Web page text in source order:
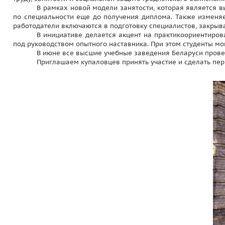
В рамках новой модели занятости, которая является
по специальности еще до получения диплома. Также
работодатели включаются в подготовку специалистов,
В инициативе делается акцент на
под руководством опытного наставника. При этом студенты
В июне все высшие учебные заведения Беларуси
Приглашаем купаловцев принять участие и сделать